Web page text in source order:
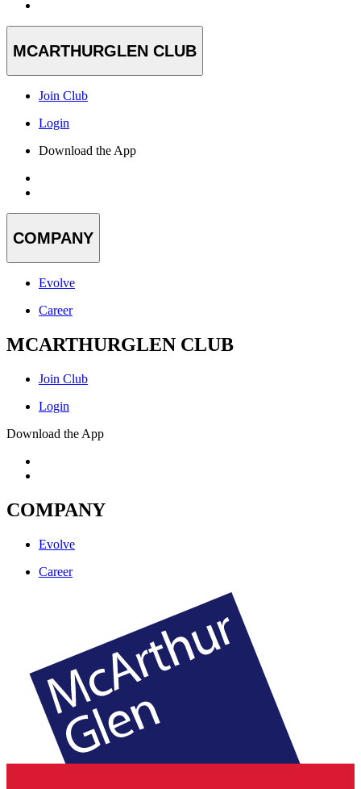
MCARTHURGLEN CLUB
Join Club
Login
Download the App
COMPANY
Evolve
Career
MCARTHURGLEN CLUB
Join Club
Login
Download the App
COMPANY
Evolve
Career